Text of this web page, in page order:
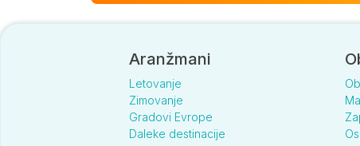
Aranžmani
Letovanje
Zimovanje
Gradovi Evrope
Daleke destinacije